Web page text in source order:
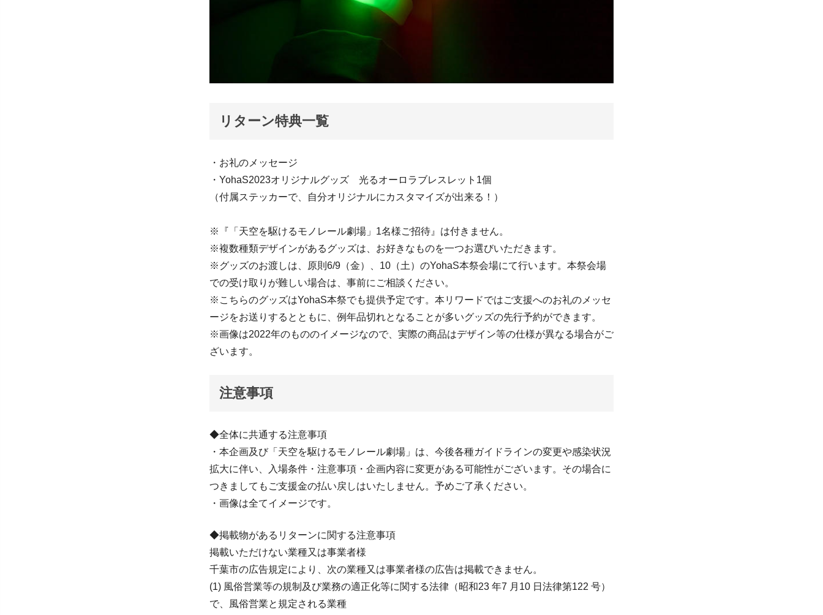
リターン特典一覧
・お礼のメッセージ
・YohaS2023オリジナルグッズ 光るオーロラブレスレット1個
（付属ステッカーで、自分オリジナルにカスタマイズが出来る！）
※『「天空を駆けるモノレール劇場」1名様ご招待』は付きません。
※複数種類デザインがあるグッズは、お好きなものを一つお選びいただきます。
※グッズのお渡しは、原則6/9（金）、10（土）のYohaS本祭会場にて行います。本祭会場
での受け取りが難しい場合は、事前にご相談ください。
※こちらのグッズはYohaS本祭でも提供予定です。本リワードではご支援へのお礼のメッセ
ージをお送りするとともに、例年品切れとなることが多いグッズの先行予約ができます。
※画像は2022年のもののイメージなので、実際の商品はデザイン等の仕様が異なる場合がご
ざいます。
注意事項
◆全体に共通する注意事項
・本企画及び「天空を駆けるモノレール劇場」は、今後各種ガイドラインの変更や感染状況
拡大に伴い、入場条件・注意事項・企画内容に変更がある可能性がございます。その場合に
つきましてもご支援金の払い戻しはいたしません。予めご了承ください。
・画像は全てイメージです。
◆掲載物があるリターンに関する注意事項
掲載いただけない業種又は事業者様
千葉市の広告規定により、次の業種又は事業者様の広告は掲載できません。
(1) 風俗営業等の規制及び業務の適正化等に関する法律（昭和23 年7 月10 日法律第122 号）
で、風俗営業と規定される業種